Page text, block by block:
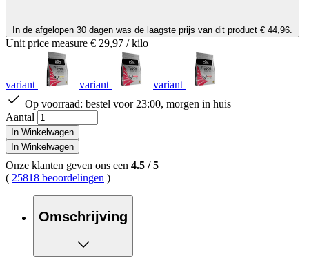
In de afgelopen 30 dagen was de laagste prijs van dit product € 44,96.
Unit price measure € 29,97 / kilo
variant variant
variant
Op voorraad: bestel voor 23:00, morgen in huis
Aantal
In Winkelwagen
In Winkelwagen
Onze klanten geven ons een 4.5 /5
( 25818 beoordelingen )
Omschrijving